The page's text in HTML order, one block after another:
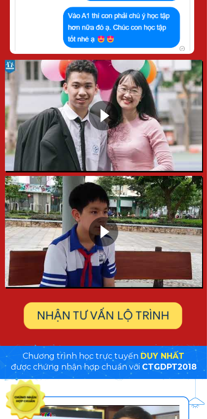
NHẬN TƯ VẤN LỘ TRÌNH
Chương trình học trực tuyến DUY NHẤT
được chứng nhận hợp chuẩn với CTGDPT2018